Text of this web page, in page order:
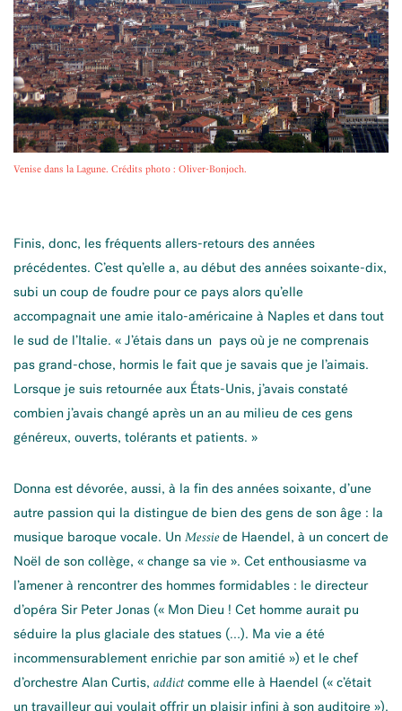
Venise dans la Lagune. Crédits photo : Oliver-Bonjoch.
Finis, donc, les fréquents allers-retours des années
précédentes. C’est qu’elle a, au début des années soixante-dix,
subi un coup de foudre pour ce pays alors qu’elle
accompagnait une amie italo-américaine à Naples et dans tout
le sud de l’Italie. « J’étais dans un pays où je ne comprenais
pas grand-chose, hormis le fait que je savais que je l’aimais.
Lorsque je suis retournée aux États-Unis, j’avais constaté
combien j’avais changé après un an au milieu de ces gens
généreux, ouverts, tolérants et patients. »
Donna est dévorée, aussi, à la fin des années soixante, d’une
autre passion qui la distingue de bien des gens de son âge : la
musique baroque vocale. Un Messiede Haendel, à un concert de
Noël de son collège, « change sa vie ». Cet enthousiasme va
l’amener à rencontrer des hommes formidables : le directeur
d’opéra Sir Peter Jonas (« Mon Dieu ! Cet homme aurait pu
séduire la plus glaciale des statues (…). Ma vie a été
incommensurablement enrichie par son amitié ») et le chef
d’orchestre Alan Curtis, addictcomme elle à Haendel (« c’était
un travailleur qui voulait offrir un plaisir infini à son auditoire »).